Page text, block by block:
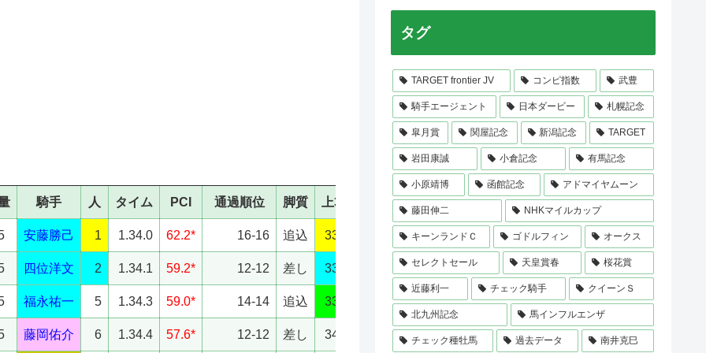
騎手 人 タイム PCI 通過順位 脚質 上3F -3F差 ゴール前3F位置
安藤勝己 1 1.34.0 62.2* 16-16 追込 33.3 ================◆
四位洋文 2 1.34.1 59.2* 12-12 差し 33.7 =============◆
福永祐一 5 1.34.3 59.0* 14-14 追込 33.8 1.4 ==============◆
藤岡佑介 6 1.34.4 57.6* 12-12 差し 34.0 1.3 =============◆
タグ
TARGET frontier JV コンピ指数 武豊
騎手エージェント 日本ダービー 札幌記念
皐月賞 関屋記念 新潟記念 TARGET
岩田康誠 小倉記念 有馬記念
小原靖博 函館記念 アドマイヤムーン
藤田伸二 NHKマイルカップ
キーンランドＣ ゴドルフィン オークス
セレクトセール 天皇賞春 桜花賞
近藤利一 チェック騎手 クイーンＳ
北九州記念 馬インフルエンザ
チェック種牡馬 過去データ 南井克巳